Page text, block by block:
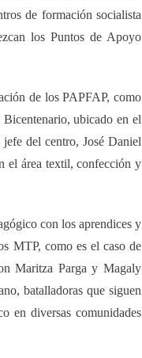
de formación socialista
los Puntos de Apoyo
de los PAPFAP, como
ubicado en el
del centro, José Daniel
el área textil, confección y
con los aprendices y
MTP, como es el caso de
Maritza Parga y Magaly
batalladoras que siguen
en diversas comunidades